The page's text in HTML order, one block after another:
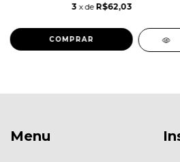
3 x de R$62,03
Menu